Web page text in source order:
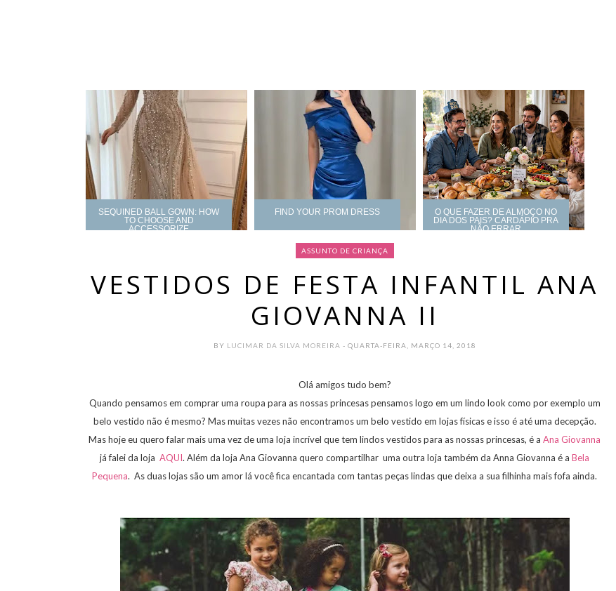
SEQUINED BALL GOWN: HOW
TO CHOOSE AND
ACCESSORIZE
FIND YOUR PROM DRESS
O QUE FAZER DE ALMOÇO NO
DIA DOS PAIS? CARDÁPIO PRA
NÃO ERRAR
ASSUNTO DE CRIANÇA
VESTIDOS DE FESTA INFANTIL ANA
GIOVANNA II
BY LUCIMAR DA SILVA MOREIRA - QUARTA-FEIRA, MARÇO 14, 2018
Olá amigos tudo bem?
Quando pensamos em comprar uma roupa para as nossas princesas pensamos logo em um lindo look como por exemplo um
belo vestido não é mesmo? Mas muitas vezes não encontramos um belo vestido em lojas físicas e isso é até uma decepção.
Mas hoje eu quero falar mais uma vez de uma loja incrível que tem lindos vestidos para as nossas princesas, é a Ana Giovanna
já falei da loja AQUI. Além da loja Ana Giovanna quero compartilhar uma outra loja também da Anna Giovanna é a Bela
Pequena. As duas lojas são um amor lá você fica encantada com tantas peças lindas que deixa a sua filhinha mais fofa ainda.